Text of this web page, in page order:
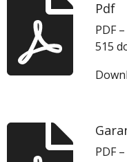
Pdf
PDF
515
PDF